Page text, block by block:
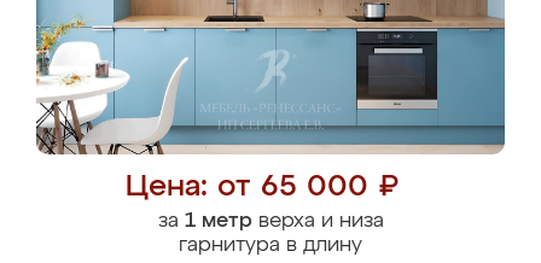
Цена: от 65 000 ₽
за 1 метрверха и низа
гарнитура в длину